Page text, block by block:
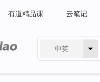
有道精品课 云笔记
中英